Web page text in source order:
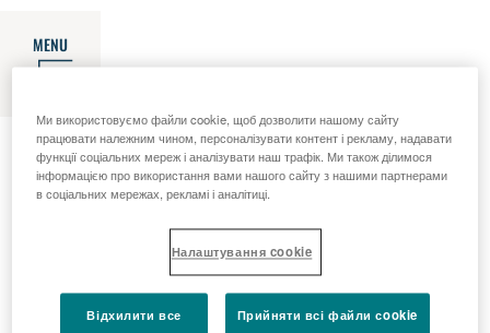
MENU
Кодекс поведінки третіх осіб
Кодекс галузевої практики для
ділових партнерів
Компанія BERLIN-CHEMIE прагне працювати з
Ми використовуємо файли cookie, щоб дозволити нашому сайту
працювати належним чином, персоналізувати контент і рекламу, надавати
функції соціальних мереж і аналізувати наш трафік. Ми також ділимося
інформацією про використання вами нашого сайту з нашими партнерами
в соціальних мережах, рекламі і аналітиці.
Налаштування cookie
Відхилити все Прийняти всі файли сookie